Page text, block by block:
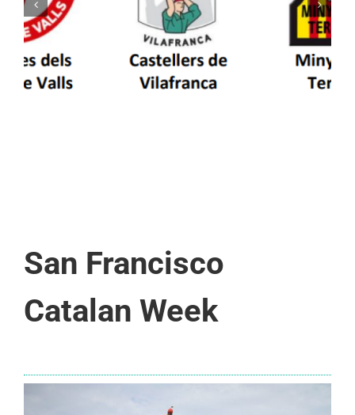
Els Castellers de Vilafranca unieixen tradició i
patrimoni en un viatge de colla a la Vall
d’Aran i a la Vall de Boí
San Francisco
Catalan Week